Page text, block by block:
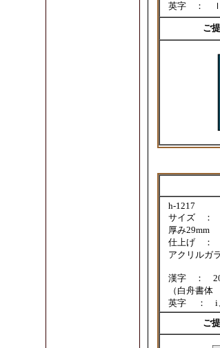
英字 ： ｌ
ご提
h-1217
サイズ ：
厚み29mm
仕上げ ：
アクリルガ
漢字 ： 20
（白舟書
英字 ： i
ご提